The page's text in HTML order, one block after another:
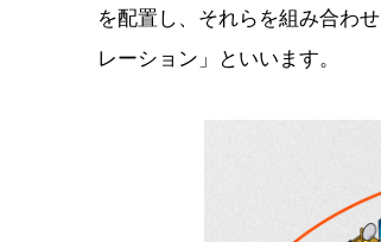
を配置し、それらを組み合わ
レーション」といいます。